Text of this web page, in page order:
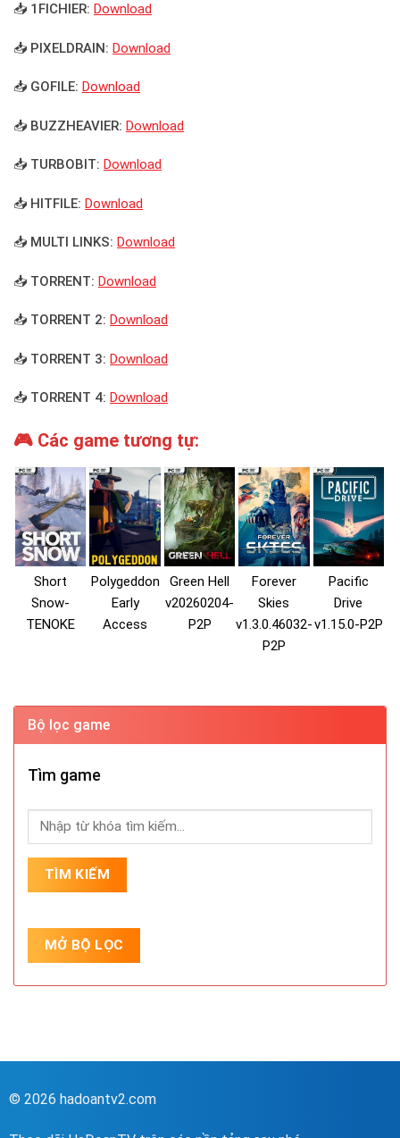
📥 1FICHIER: Download
📥 PIXELDRAIN: Download
📥 GOFILE: Download
📥 BUZZHEAVIER: Download
📥 TURBOBIT: Download
📥 HITFILE: Download
📥 MULTI LINKS: Download
📥 TORRENT: Download
📥 TORRENT 2: Download
📥 TORRENT 3: Download
📥 TORRENT 4: Download
🎮 Các game tương tự:
Short
Snow-
TENOKE
Polygeddon
Early
Access
Green Hell
v20260204-
P2P
Forever
Skies
v1.3.0.46032-
P2P
Pacific
Drive
v1.15.0-P2P
Bộ lọc game
Tìm game
© 2026 hadoantv2.com